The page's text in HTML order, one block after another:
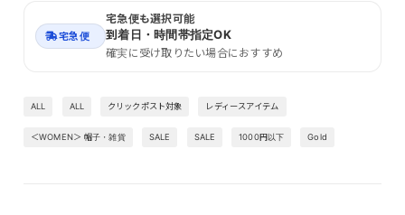
宅急便
宅急便も選択可能
到着日・時間帯指定OK
確実に受け取りたい場合におすすめ
ALL ALL クリックポスト対象 レディースアイテム
＜WOMEN＞ 帽子・雑貨 SALE SALE 1000円以下 Gold